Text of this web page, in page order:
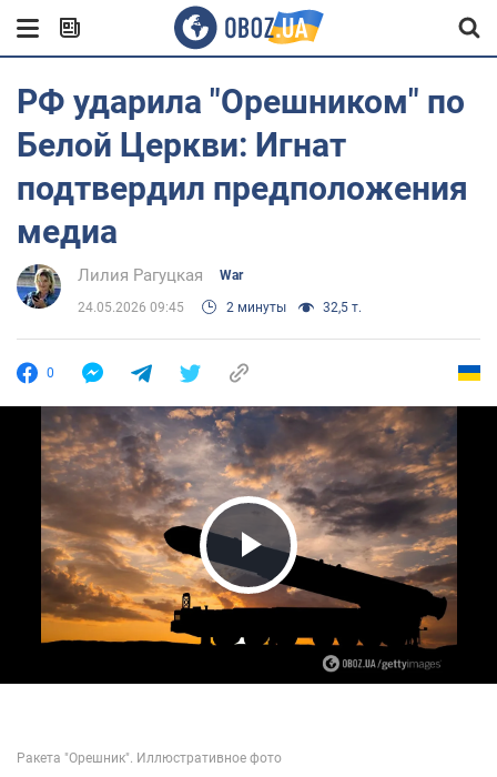
РФ ударила "Орешником" по
Белой Церкви: Игнат
подтвердил предположения
медиа
Лилия Рагуцкая War
24.05.2026 09:45 2 минуты 32,5 т.
0
Play Video